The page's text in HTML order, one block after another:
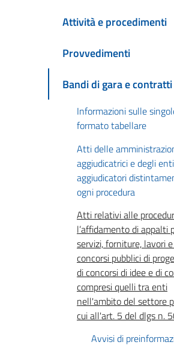
Attività e procedimenti
Provvedimenti
Bandi di gara e contratti
Informazioni sulle
formato tabellare
Atti delle
aggiudicatrici e degli enti
aggiudicatori
ogni procedura
Atti relativi alle
l’affidamento di appalti
servizi, forniture, lavori
concorsi pubblici di
di concorsi di idee e di
compresi quelli tra enti
nell'ambito del settore
cui all'art. 5 del dlgs n.
Avvisi di